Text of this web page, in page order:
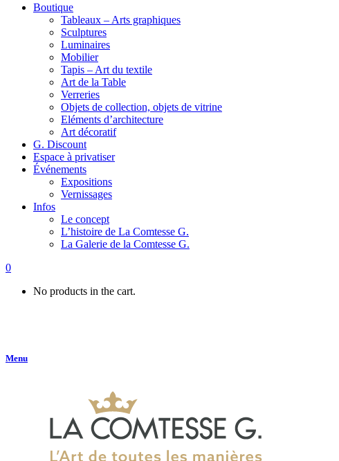
Boutique
Tableaux – Arts graphiques
Sculptures
Luminaires
Mobilier
Tapis – Art du textile
Art de la Table
Verreries
Objets de collection, objets de vitrine
Eléments d’architecture
Art décoratif
G. Discount
Espace à privatiser
Événements
Expositions
Vernissages
Infos
Le concept
L’histoire de La Comtesse G.
La Galerie de la Comtesse G.
0
No products in the cart.
Menu